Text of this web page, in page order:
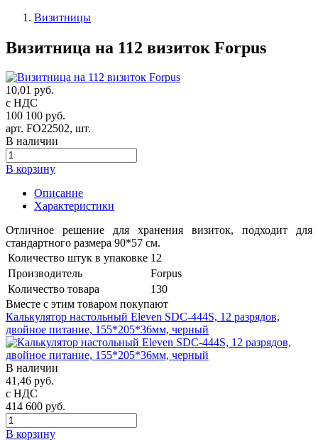
Визитницы
Визитница на 112 визиток Forpus
10,01 руб.
с НДС
100 100 руб.
арт. FO22502, шт.
В наличии
В корзину
Описание
Характеристики
Отличное решение для хранения визиток, подходит для
стандартного размера 90*57 см.
Количество штук в упаковке 12
Производитель
Forpus
Количество товара
130
Вместе с этим товаром покупают
Калькулятор настольный Eleven SDC-444S, 12 разрядов,
двойное питание, 155*205*36мм, черный
В наличии
41,46 руб.
с НДС
414 600 руб.
В корзину